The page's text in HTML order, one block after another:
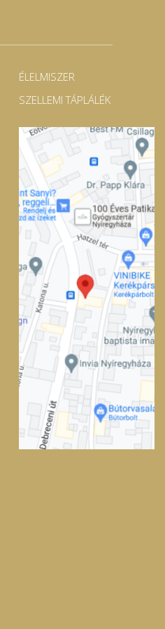
ekcémás és idősödő bőr
gyulladáscsökkentő,
fájdalomcsillapító
rózsaszín agyag a magmás
során alakult ki. Az összes
amely az ember
tartalmaz különféle
magnézium, kálcium,
kobalt, mangán.A bőrt
szerkezetjavító és
pattanásos, gyulladt bőrre, de
A méregtelenítésen kívül, a
ÉLELMISZER
SZELLEMI TÁPLÁLÉK